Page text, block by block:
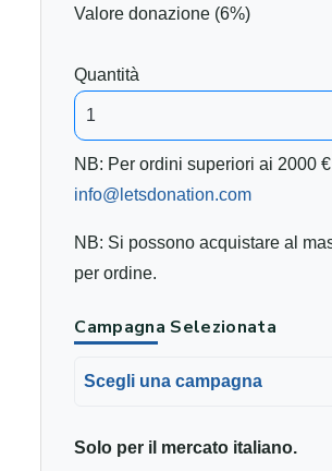
Valore donazione (6%)
Quantità
NB: Per ordini superiori ai 2000
info@letsdonation.com
NB: Si possono acquistare al
per ordine.
Campagna Selezionata
Scegli una campagna
Solo per il mercato italiano.